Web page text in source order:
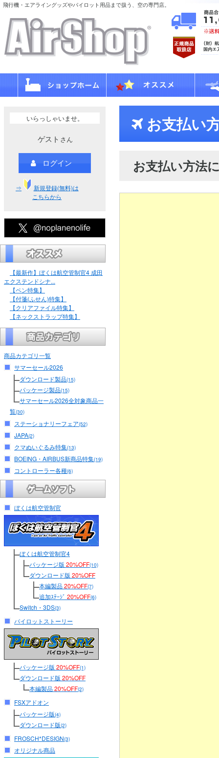
飛行機・エアライングッズやパイロット用品まで扱う、空の専門店。
いらっしゃいませ。
ゲスト さん
ログイン
⇒
新規登録(無料)は
こちらから
【最新作】ぼくは航空管制官4 成田
エクステンドシナ...
【ペン特集】
【付箋(ふせん)特集】
【クリアファイル特集】
【ネックストラップ特集】
商品カテゴリ一覧
サマーセール2026
ダウンロード製品(15)
パッケージ製品(15)
サマーセール2026全対象商品一
覧(30)
ステーショナリーフェア(52)
JAPA(2)
クマぬいぐるみ特集(13)
BOEING・AIRBUS新商品特集(19)
コントローラー各種(6)
ぼくは航空管制官
ぼくは航空管制官4
パッケージ版 20%OFF(10)
ダウンロード版 20%OFF
本編製品20%OFF(7)
追加ｽﾃｰｼﾞ 20%OFF(6)
Switch・3DS(3)
パイロットストーリー
パッケージ版 20%OFF(1)
ダウンロード版 20%OFF
本編製品20%OFF(2)
FSXアドオン
パッケージ版(4)
ダウンロード版(2)
FROSCH*DESIGN(3)
オリジナル商品
お支払い
お支払い方法